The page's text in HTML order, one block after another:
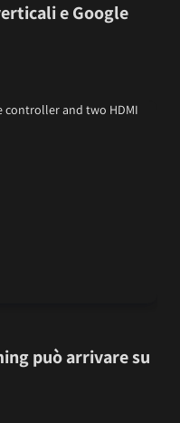
e Google
può arrivare su